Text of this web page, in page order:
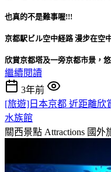
也真的不是難事喔!!!
京都駅ビル空中経路 漫步在空
欣賞京都塔及一旁京都市景，
繼續閱讀
3年前
[旅遊]日本京都 近距離欣
水族館
關西景點 Attractions 國外